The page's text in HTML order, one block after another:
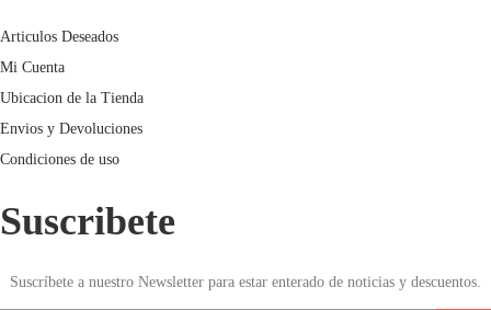
Articulos Deseados
Mi Cuenta
Ubicacion de la Tienda
Envios y Devoluciones
Condiciones de uso
Suscribete
Suscríbete a nuestro Newsletter para estar enterado de noticias y descuentos.